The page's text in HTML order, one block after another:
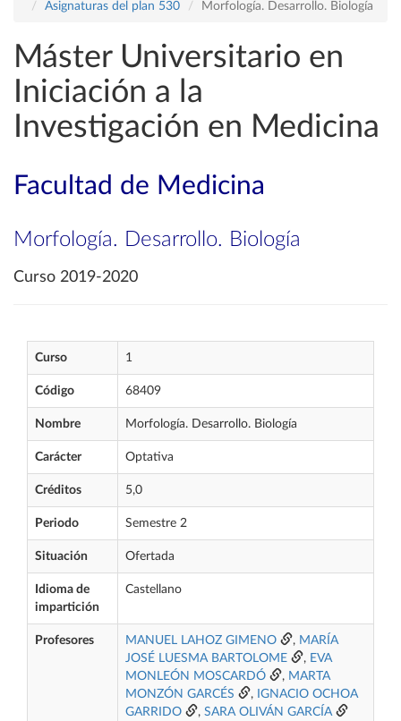
Asignaturas del plan 530
Morfología. Desarrollo. Biología
Máster Universitario en
Iniciación a la
Investigación en Medicina
Facultad de Medicina
Morfología. Desarrollo. Biología
Curso 2019-2020
Curso 1
Código 68409
Nombre Morfología. Desarrollo. Biología
Carácter Optativa
Créditos 5,0
Periodo Semestre 2
Situación Ofertada
Idioma de
impartición
Castellano
Profesores MANUEL LAHOZ GIMENO , MARÍA
JOSÉ LUESMA BARTOLOME
, EVA
MONLEÓN MOSCARDÓ
, MARTA
MONZÓN GARCÉS
, IGNACIO OCHOA
GARRIDO
, SARA OLIVÁN GARCÍA